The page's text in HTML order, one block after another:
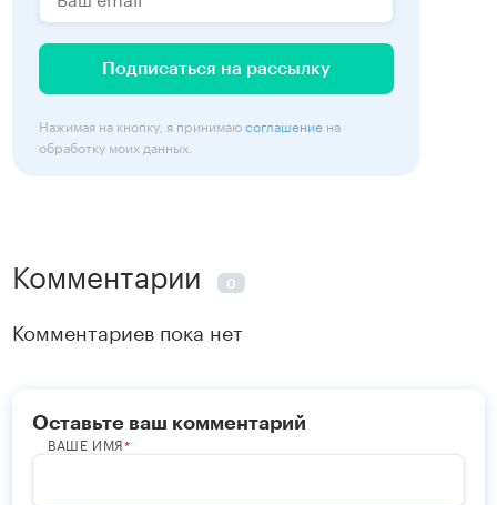
Подписаться на рассылку
Нажимая на кнопку, я принимаюсоглашение на
обработку моих данных.
Комментарии 0
Комментариев пока нет
Оставьте ваш комментарий
ВАШЕ ИМЯ